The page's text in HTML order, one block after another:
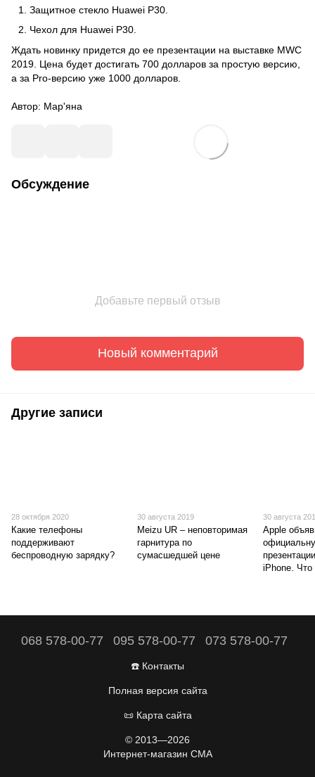
Защитное стекло Huawei P30
Чехол для Huawei P30.
Ждать новинку придется до ее презентации на выставке MWC
2019. Цена будет достигать 700 долларов за простую версию,
а за Pro-версию уже 1000 долларов.
Автор: Мар'яна
Обсуждение
Добавьте первый отзыв
Новый комментарий
Другие записи
28 октября 2020
Какие телефоны
поддерживают
беспроводную зарядку?
30 августа 2019
Meizu UR – неповторимая
гарнитура по
сумасшедшей цене
30 августа
Apple
iPhone. Что
068 578-00-77 095 578-00-77 073 578-00-77
☎️ Контакты
Полная версия сайта
📜 Карта сайта
© 2013—2026
Интернет-магазин CMA